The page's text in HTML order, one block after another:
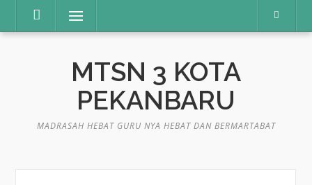
Lompat
konten
Menu
MTSN 3 KOTA
PEKANBARU
MADRASAH HEBAT GURU NYA HEBAT DAN BERMARTABAT